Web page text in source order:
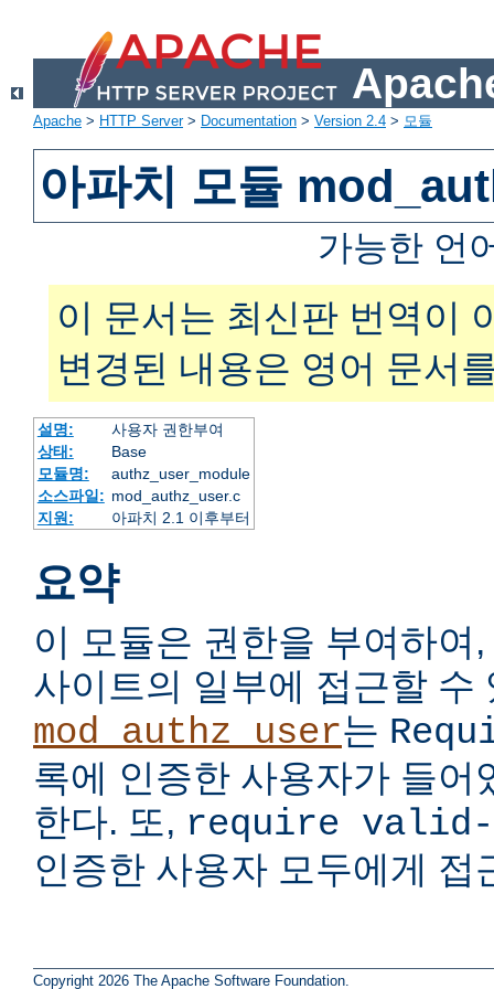
Apache > HTTP Server> Documentation > Version 2.4 > 모듈
아파치 모듈
가능한 언
이 문서는 최신판 번역이
변경된 내용은 영어 문서
설명:
사용자 권한부여
상태:
Base
모듈명:
authz_user_module
소스파일: mod_authz_user.c
지원:
아파치 2.1 이후부터
요약
이 모듈은 권한을 부여하여
사이트의 일부에 접근할 수
mod_authz_user는
록에 인증한 사용자가 들어
한다. 또, require valid-
인증한 사용자 모두에게 접
Copyright 2026 The Apache Software Foundation.